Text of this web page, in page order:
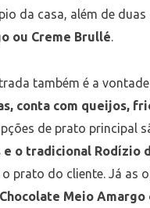
da casa, além de duas
ou Creme Brullé.
também é a
conta com queijos,
de prato principal
e o tradicional Rodízio
prato do cliente. Já as
Meio Amargo